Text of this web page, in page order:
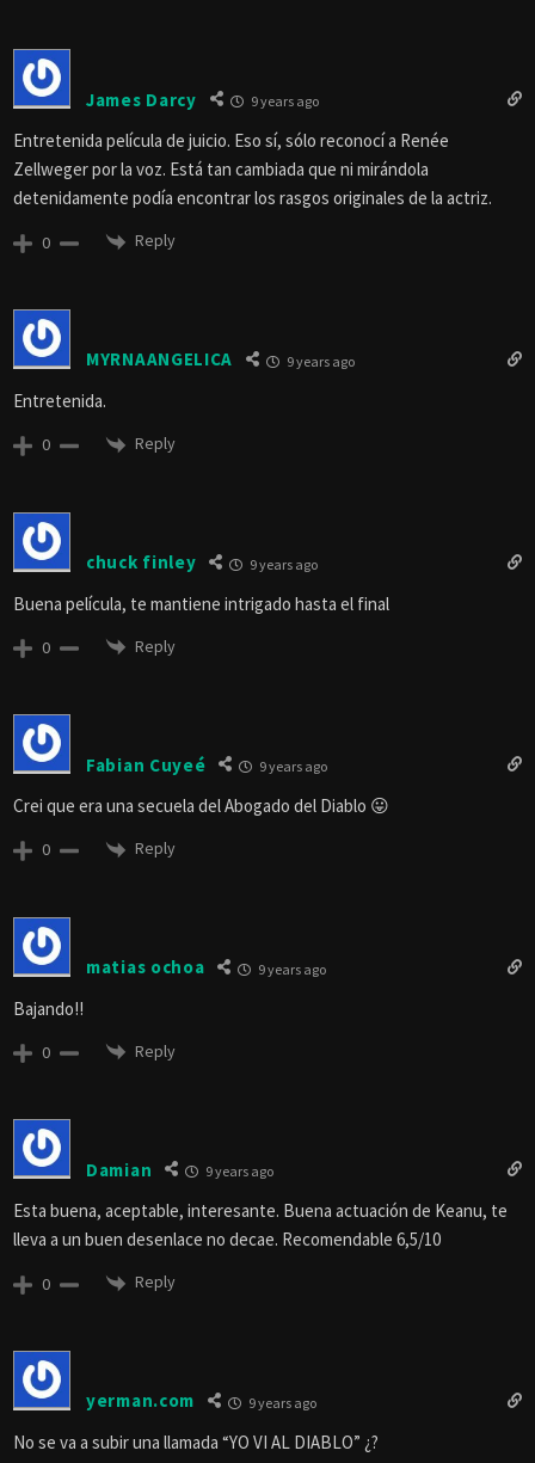
James Darcy 9 years ago
Entretenida película de juicio. Eso sí, sólo reconocí a Renée
Zellweger por la voz. Está tan cambiada que ni mirándola
detenidamente podía encontrar los rasgos originales de la actriz.
0 Reply
MYRNAANGELICA 9 years ago
Entretenida.
0 Reply
chuck finley 9 years ago
Buena película, te mantiene intrigado hasta el final
0 Reply
Fabian Cuyeé 9 years ago
Crei que era una secuela del Abogado del Diablo 😛
0 Reply
matias ochoa 9 years ago
Bajando!!
0 Reply
Damian 9 years ago
Esta buena, aceptable, interesante. Buena actuación de Keanu, te
lleva a un buen desenlace no decae. Recomendable 6,5/10
0 Reply
yerman.com 9 years ago
No se va a subir una llamada “YO VI AL DIABLO” ¿?